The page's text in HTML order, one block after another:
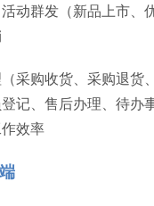
活动群发（新品上市、
采购收货、采购退货
记、售后办理、待办
效率